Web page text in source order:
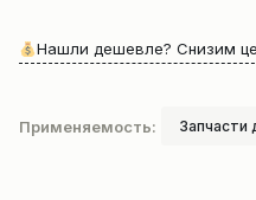
Нашли дешевле? Снизим
Применяемость: Запчасти